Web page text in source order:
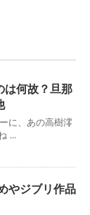
は何故？旦那
に、あの高樹澪
...
やジブリ作品